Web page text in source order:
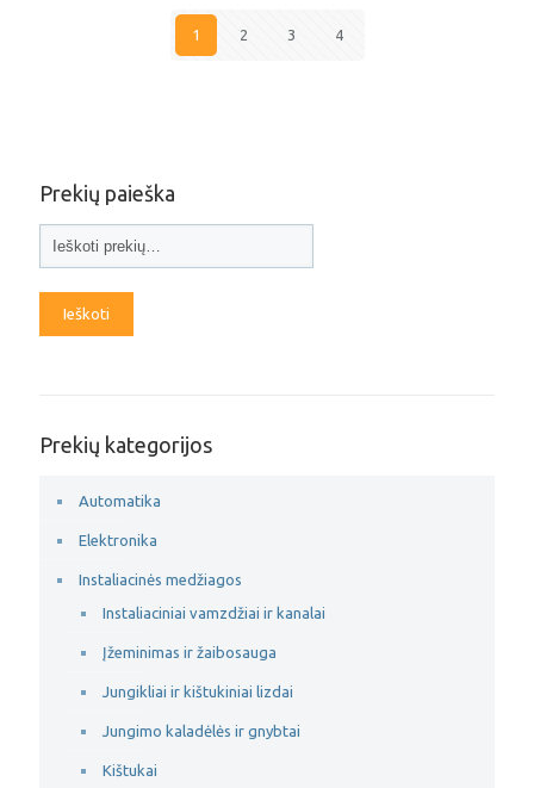
1 2 3 4
Prekių paieška
Ieškoti
Prekių kategorijos
Automatika
Elektronika
Instaliacinės medžiagos
Instaliaciniai vamzdžiai ir kanalai
Įžeminimas ir žaibosauga
Jungikliai ir kištukiniai lizdai
Jungimo kaladėlės ir gnybtai
Kištukai